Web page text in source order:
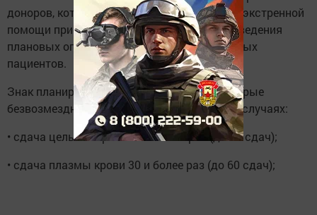
доноров, который необходим для оказания экстренной
помощи при чрезвычайных ситуациях, проведения
плановых операций и лечения тяжелобольных
пациентов.
Знак планируется вручать гражданам, которые
безвозмездно сдавали кровь в следующих случаях:
• сдача цельной крови 20 и более раз (до 40 сдач);
• сдача плазмы крови 30 и более раз (до 60 сдач);